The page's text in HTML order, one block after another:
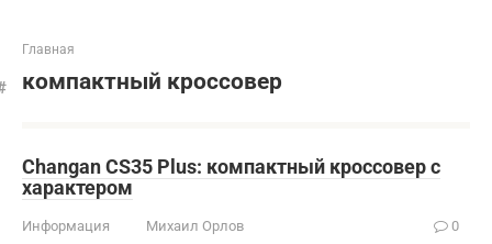
Главная
компактный кроссовер
Changan CS35 Plus: компактный кроссовер с
характером
Информация Михаил Орлов 0